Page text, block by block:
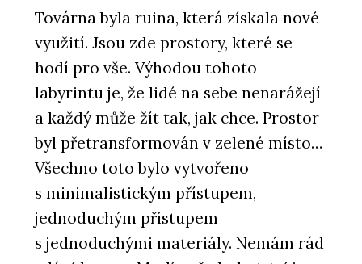
Továrna byla ruina, která získala nové
využití. Jsou zde prostory, které se
hodí pro vše. Výhodou tohoto
labyrintu je, že lidé na sebe nenarážejí
a kaž­dý může žít tak, jak chce. Prostor
byl přetransformován v zelené místo…
Všechno toto bylo vytvořeno
s minimalistickým přístupem,
jednoduchým přístupem
s jednoduchými materiály. Nemám rád